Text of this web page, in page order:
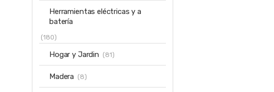
Herramientas eléctricas y a
batería
(180)
Hogar y Jardin (81)
Madera (8)